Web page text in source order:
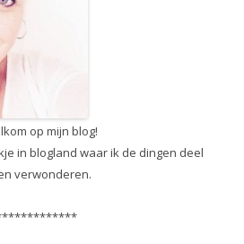
op mijn blog!
in blogland waar ik de dingen deel
verwonderen.